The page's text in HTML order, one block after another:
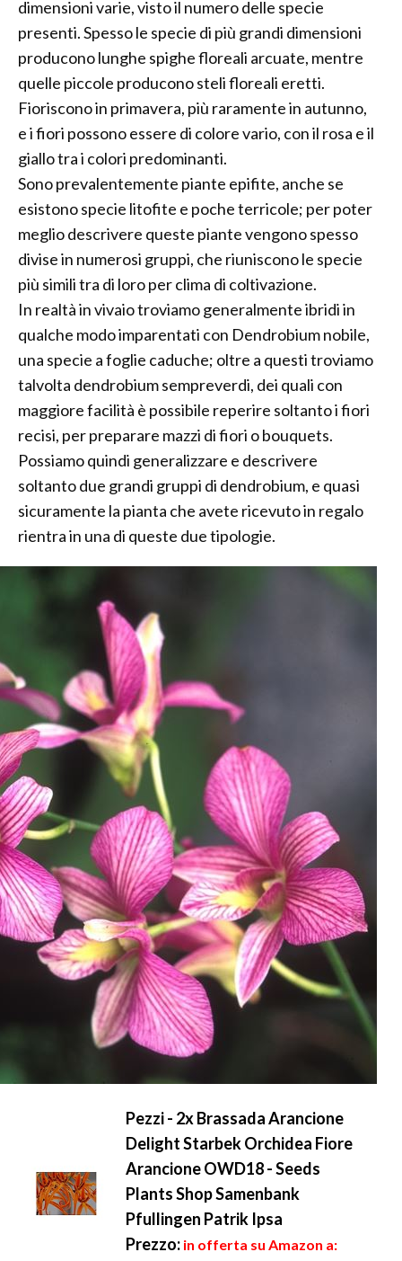
dimensioni varie, visto il numero delle specie
presenti. Spesso le specie di più grandi dimensioni
producono lunghe spighe floreali arcuate, mentre
quelle piccole producono steli floreali eretti.
Fioriscono in primavera, più raramente in autunno,
e i fiori possono essere di colore vario, con il rosa e il
giallo tra i colori predominanti.
Sono prevalentemente piante epifite, anche se
esistono specie litofite e poche terricole; per poter
meglio descrivere queste piante vengono spesso
divise in numerosi gruppi, che riuniscono le specie
più simili tra di loro per clima di coltivazione.
In realtà in vivaio troviamo generalmente ibridi in
qualche modo imparentati con Dendrobium nobile,
una specie a foglie caduche; oltre a questi troviamo
talvolta dendrobium sempreverdi, dei quali con
maggiore facilità è possibile reperire soltanto i fiori
recisi, per preparare mazzi di fiori o bouquets.
Possiamo quindi generalizzare e descrivere
soltanto due grandi gruppi di dendrobium, e quasi
sicuramente la pianta che avete ricevuto in regalo
rientra in una di queste due tipologie.
Pezzi - 2x Brassada Arancione
Delight Starbek Orchidea Fiore
Arancione OWD18 - Seeds
Plants Shop Samenbank
Pfullingen Patrik Ipsa
Prezzo: in offerta su Amazon a: